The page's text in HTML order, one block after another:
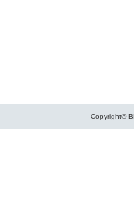
Copyright©